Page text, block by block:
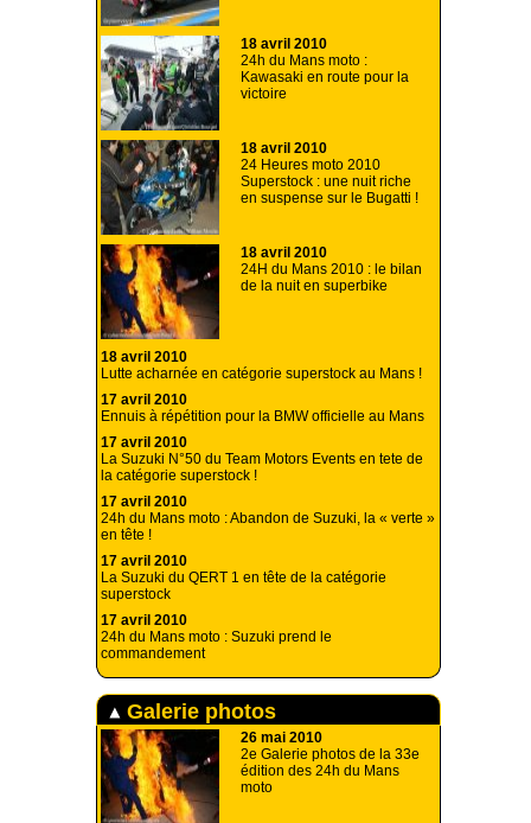
18 avril 2010
24h du Mans moto :
Kawasaki en route pour la
victoire
18 avril 2010
24 Heures moto 2010
Superstock : une nuit riche
en suspense sur le Bugatti !
18 avril 2010
24H du Mans 2010 : le bilan
de la nuit en superbike
18 avril 2010
Lutte acharnée en catégorie superstock au Mans !
17 avril 2010
Ennuis à répétition pour la BMW officielle au Mans
17 avril 2010
La Suzuki N°50 du Team Motors Events en tete de
la catégorie superstock !
17 avril 2010
24h du Mans moto : Abandon de Suzuki, la « verte »
en tête !
17 avril 2010
La Suzuki du QERT 1 en tête de la catégorie
superstock
17 avril 2010
24h du Mans moto : Suzuki prend le
commandement
Galerie photos
26 mai 2010
2e Galerie photos de la 33e
édition des 24h du Mans
moto